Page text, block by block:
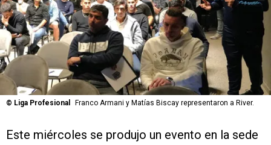
© Liga Profesional Franco Armani y Matías Biscay representaron a River.
Este miércoles se produjo un evento en la sede